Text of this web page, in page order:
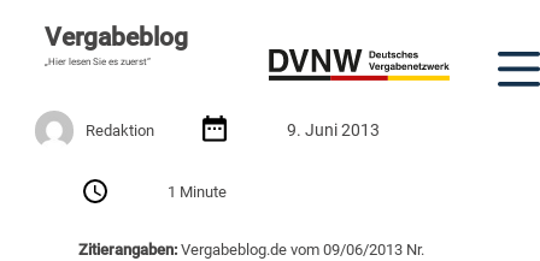
Vergabeblog
„Hier lesen Sie es zuerst“
Redaktion 9. Juni 2013
1 Minute
Zitierangaben:Vergabeblog.de vom 09/06/2013 Nr.